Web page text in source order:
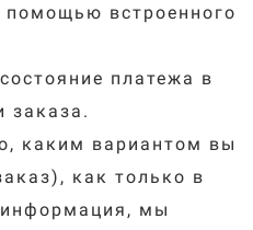
помощью встроенного
платежа в
заказа.
каким вариантом вы
как только в
информация, мы